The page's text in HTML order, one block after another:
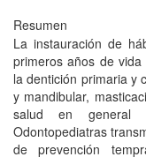
Resumen
La instauración de
primeros años de
la dentición primaria y
y mandibular,
salud en general
Odontopediatras
de prevención